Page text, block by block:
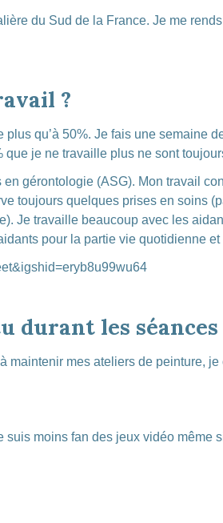
du Sud de la France. Je me
?
qu’à 50%. Je fais une semaine
que je ne travaille plus ne sont
gérontologie (ASG). Mon travail
toujours quelques prises en soins
Je travaille beaucoup avec les
pour la partie vie quotidienne
durant les
maintenir mes ateliers de peinture,
moins fan des jeux vidéo même